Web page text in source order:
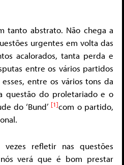
tanto abstrato. Não chega a
urgentes em volta das
acalorados, tanta perda e
entre os vários partidos
entre os vários tons da
questão do proletariado e o
do ‘Bund’ [1]com o partido,
refletir nas questões
verá que é bom prestar